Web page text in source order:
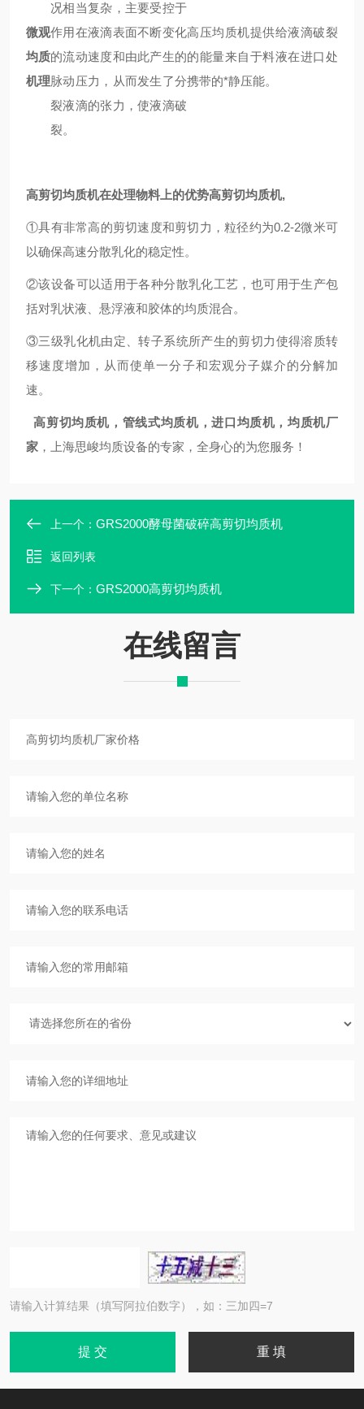
微观
均质
机理
况相当复杂，主要受控于
作用在液滴表面不断变化
的流动速度和由此产生的
脉动压力，从而发生了分
裂液滴的张力，使液滴破
裂。
高压均质机提供给液滴破裂
的能量来自于料液在进口处
携带的*静压能。
高剪切均质机在处理物料上的优势高剪切均质机,
①具有非常高的剪切速度和剪切力，粒径约为0.2-2微米可
以确保高速分散乳化的稳定性。
②该设备可以适用于各种分散乳化工艺，也可用于生产包
括对乳状液、悬浮液和胶体的均质混合。
③三级乳化机由定、转子系统所产生的剪切力使得溶质转
移速度增加，从而使单一分子和宏观分子媒介的分解加
速。
高剪切均质机 ，管线式均质机，进口均质机，均质机厂
家 ，上海思峻均质设备的专家，全身心的为您服务！
上一个： GRS2000酵母菌破碎高剪切均质机
返回列表
下一个： GRS2000高剪切均质机
在线留言
请输入计算结果（填写阿拉伯数字），如：三加四=7